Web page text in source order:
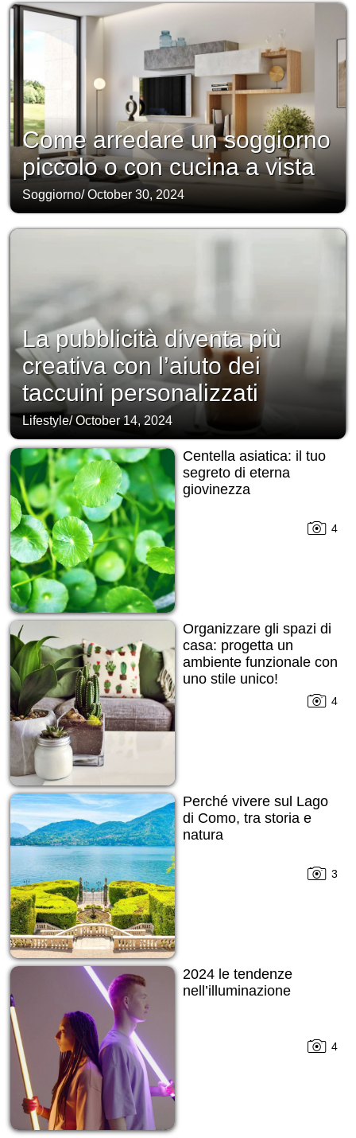
Come arredare un soggiorno
piccolo o con cucina a vista
Soggiorno/October 30, 2024
La pubblicità diventa più
creativa con l’aiuto dei
taccuini personalizzati
Lifestyle/October 14, 2024
Centella asiatica: il tuo
segreto di eterna
giovinezza
4
Organizzare gli spazi di
casa: progetta un
ambiente funzionale con
uno stile unico!
4
Perché vivere sul Lago
di Como, tra storia e
natura
3
2024 le tendenze
nell’illuminazione
4